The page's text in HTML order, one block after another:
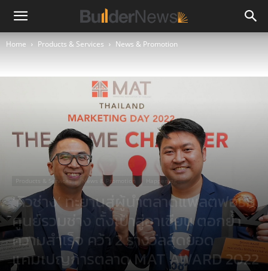
Home Products & Services News & Promotion
Products & Services News & Promotion Happening
‘คิวช่าง’ ทะยานสู่ผู้นำตลาดแพลตฟอร์ม
ศูนย์รวมช่าง ตั้งเป้าสู่อาเซียน ตอกย้ำ
ความสำเร็จ คว้า 2 รางวัลสุดยอด
แคมเปญการตลาด MAT AWARD 2022